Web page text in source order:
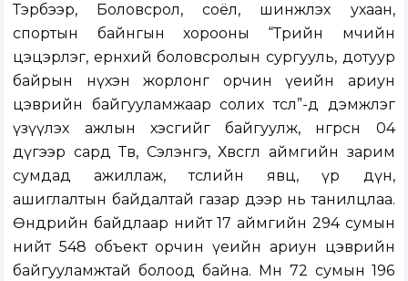
Тэрбээр, Боловсрол, соёл, шинжлэх ухаан,
спортын байнгын хорооны “Төрийн өмчийн
цэцэрлэг, ерөнхий боловсролын сургууль, дотуур
байрын нүхэн жорлонг орчин үеийн ариун
цэврийн байгууламжаар солих төсөл”-д дэмжлэг
үзүүлэх ажлын хэсгийг байгуулж, өнгөрсөн 04
дүгээр сард Төв, Сэлэнгэ, Хөвсгөл аймгийн зарим
сумдад ажиллаж, төслийн явц, үр дүн,
ашиглалтын байдалтай газар дээр нь танилцлаа.
Өнөөдрийн байдлаар нийт 17 аймгийн 294 сумын
нийт 548 объект орчин үеийн ариун цэврийн
байгууламжтай болоод байна. Мөн 72 сумын 196